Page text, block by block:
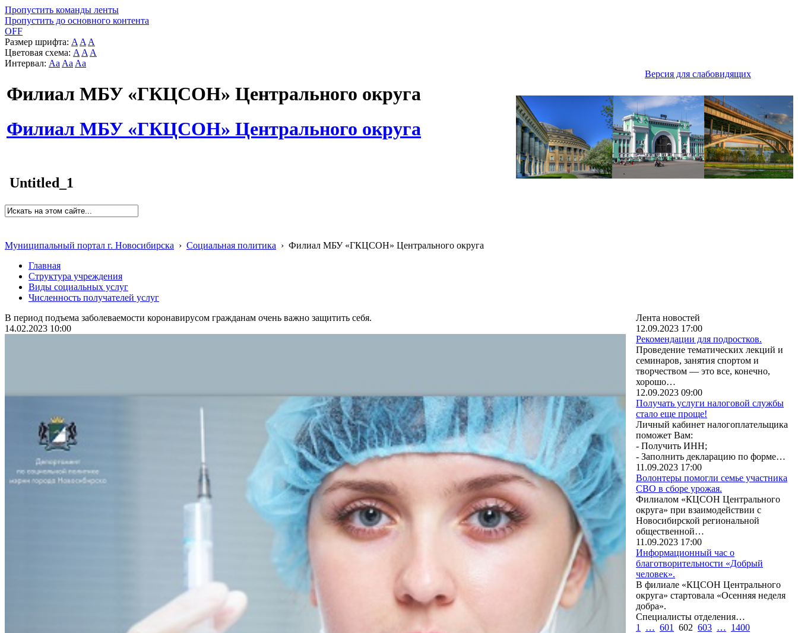
Пропустить команды ленты
Пропустить до основного контента
OFF
Размер шрифта: A A A
Цветовая схема: A A A
Интервал: Aa Aa Aa
Версия для слабовидящих
Филиал МБУ «ГКЦСОН» Центрального округа
Филиал МБУ «ГКЦСОН» Центрального округа
Untitled_1
Муниципальный портал г. Новосибирска › Социальная политика › Филиал МБУ «ГКЦСОН» Центрального округа
Главная
Структура учреждения
Виды социальных услуг
Численность получателей услуг
В период подъема заболеваемости коронавирусом гражданам очень важно защитить себя.
14.02.2023 10:00
Лента новостей
12.09.2023 17:00
Рекомендации для подростков.
Проведение тематических лекций и
семинаров, занятия спортом и
творчеством — это все, конечно,
хорошо…
12.09.2023 09:00
Получать услуги налоговой службы
стало еще проще!
Личный кабинет налогоплательщика
поможет Вам:
- Получить ИНН;
- Заполнить декларацию по форме…
11.09.2023 17:00
Волонтеры помогли семье участника
СВО в сборе урожая.
Филиалом «КЦСОН Центрального
округа» при взаимодействии с
Новосибирской региональной
общественной…
11.09.2023 17:00
Информационный час о
благотворительности «Добрый
человек».
В филиале «КЦСОН Центрального
округа» стартовала «Осенняя неделя
добра».
Специалисты отделения…
1
… 601 602 603 … 1400